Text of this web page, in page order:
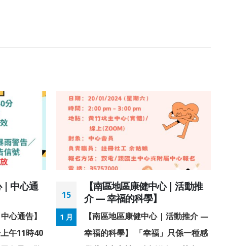
| 中心通
心通告】
午11時40
15
1 月
【南區地區康健中心 | 活動推
介 — 幸福的科學】
【南區地區康健中心 | 活動推介 —
幸福的科學】 「幸福」只係一種感